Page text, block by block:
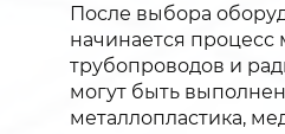
После выбора
начинается процесс
трубопроводов и
могут быть
металлопластика,